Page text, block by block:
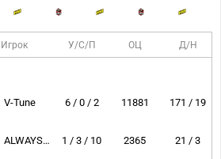
Игрок У/С/П ОЦ Д/Н
V-Tune 6 / 0 / 2 11881 171 / 19
ALWAYSWANNAFLY 1 / 3 / 10 2365 21 / 3